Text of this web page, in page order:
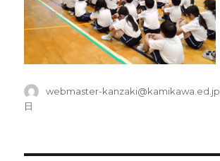
投
webmaster-kanzaki@kamikawa.ed.jp
日